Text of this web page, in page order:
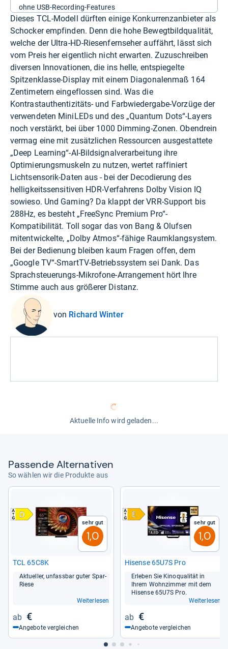
ohne USB-Recording-Features
Dieses TCL-Modell dürften einige Konkurrenzanbieter als
Schocker empfinden. Denn die hohe Bewegtbildqualität,
welche der Ultra-HD-Riesenfernseher auffährt, lässt sich
vom Preis her eigentlich nicht erwarten. Zuzuschreiben
diversen Innovationen, die ins helle, entspiegelte
Spitzenklasse-Display mit einem Diagonalenmaß 164
Zentimetern eingeflossen sind. Was die
Kontrastauthentizitäts- und Farbwiedergabe-Vorzüge der
verwendeten MiniLEDs und des „Quantum Dots“-Layers
noch verstärkt, bei über 1000 Dimming-Zonen. Obendrein
vermag eine mit zusätzlichen Ressourcen ausgestattete
„Deep Learning“-AI-Bildsignalverarbeitung ihre
Optimierungsmuskeln zu nutzen, wertet raffiniert
Lichtsensorik-Daten aus - bei der Decodierung des
helligkeitssensitiven HDR-Verfahrens Dolby Vision IQ
sowieso. Und Gaming? Da klappt der VRR-Support bis
288Hz, es besteht „FreeSync Premium Pro“-
Kompatibilität. Toll sogar das von Bang & Olufsen
mitentwickelte, „Dolby Atmos“-fähige Raumklangsystem.
Bei der Bedienung bleiben kaum Fragen offen, dem
„Google TV“-SmartTV-Betriebssystem sei Dank. Das
Sprachsteuerungs-Mikrofone-Arrangement hört Ihre
Stimme auch aus größerer Distanz.
von Richard Winter
Aktuelle Info wird geladen...
Pas­sende Alter­na­ti­ven
So wählen wir die Produkte aus
Sehr gut
1,0
TCL 65C8K
Aktu­el­ler, unfass­bar guter Spar-​
Riese
Weiterlesen
€
Angebote vergleichen
Sehr gut
1,0
Hisense 65U7S Pro
Erle­ben Sie Kino­qua­li­tät in
Ihrem Wohn­zim­mer mit dem
Hisense 65U7S Pro.
Weiterlesen
€
Angebote vergleichen